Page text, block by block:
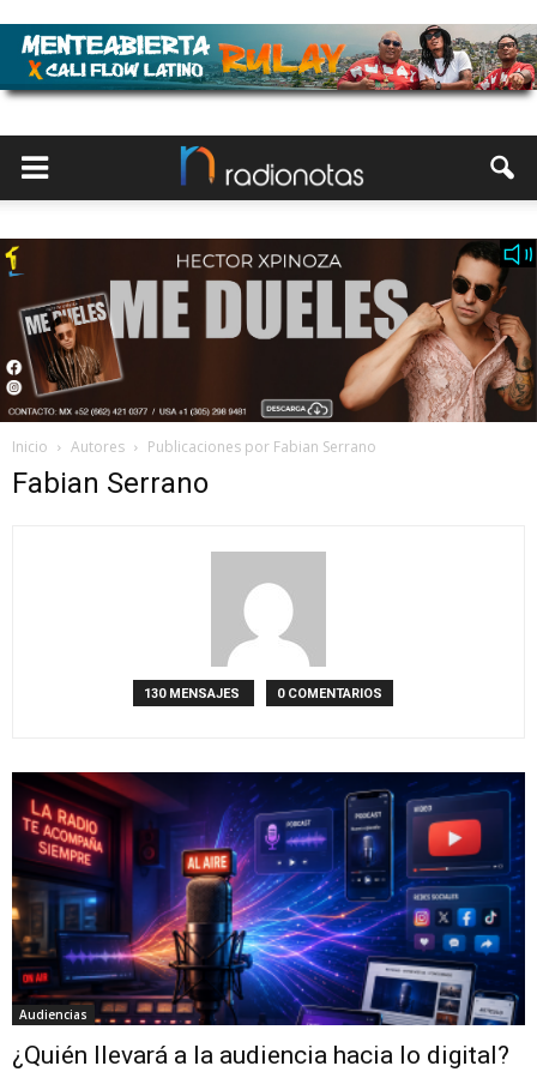
Inicio Autores Publicaciones por Fabian Serrano
Fabian Serrano
130 MENSAJES 0 COMENTARIOS
Audiencias
¿Quién llevará a la audiencia hacia lo digital?